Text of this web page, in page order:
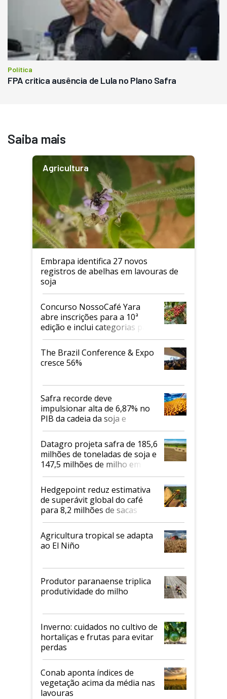
Política
FPA critica ausência de Lula no Plano Safra
Saiba mais
Agricultura
Embrapa identifica 27 novos
registros de abelhas em lavouras de
soja
Concurso NossoCafé Yara
abre inscrições para a 10ª
edição e inclui categorias para
cafés Canephora
The Brazil Conference & Expo
cresce 56%
Safra recorde deve
impulsionar alta de 6,87% no
PIB da cadeia da soja e
biodiesel em 2026
Datagro projeta safra de 185,6
milhões de toneladas de soja e
147,5 milhões de milho em
2026/27
Hedgepoint reduz estimativa
de superávit global do café
para 8,2 milhões de sacas
Agricultura tropical se adapta
ao El Niño
Produtor paranaense triplica
produtividade do milho
Inverno: cuidados no cultivo de
hortaliças e frutas para evitar
perdas
Conab aponta índices de
vegetação acima da média nas
lavouras